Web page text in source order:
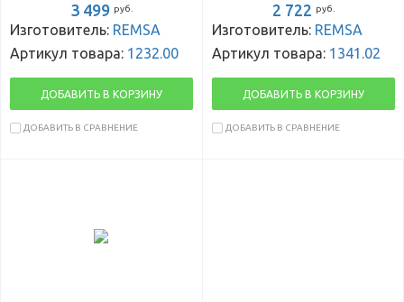
3 499 руб.
Изготовитель: REMSA
Артикул товара: 1232.00
ДОБАВИТЬ В КОРЗИНУ
ДОБАВИТЬ В СРАВНЕНИЕ
2 722 руб.
Изготовитель: REMSA
Артикул товара: 1341.02
ДОБАВИТЬ В КОРЗИНУ
ДОБАВИТЬ В СРАВНЕНИЕ